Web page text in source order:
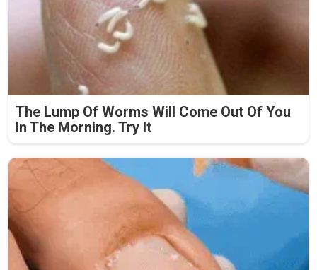
The Lump Of Worms Will Come Out Of You
In The Morning. Try It